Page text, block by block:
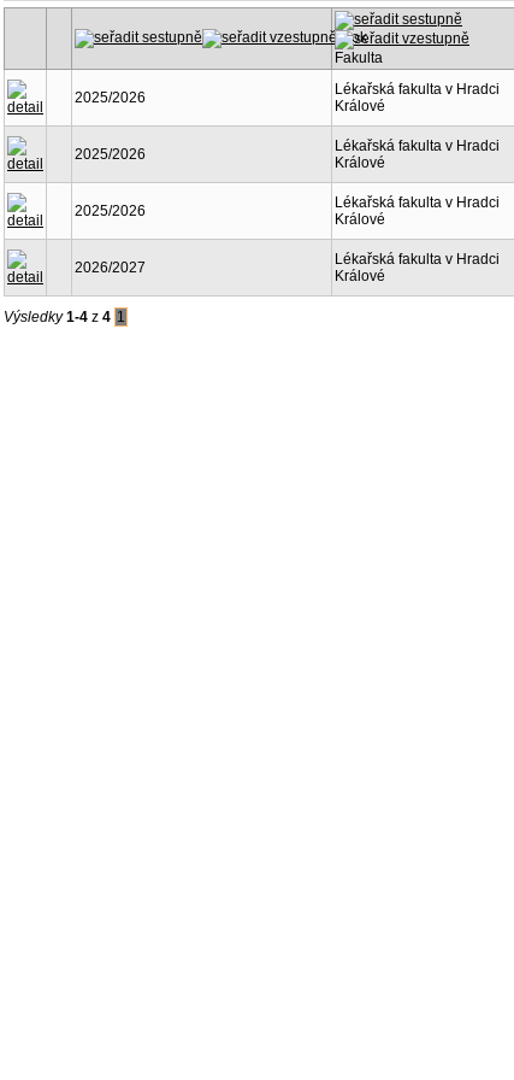
Rok
Fakulta
2025/2026
Lékařská fakulta v Hradci
Králové
2025/2026
Lékařská fakulta v Hradci
Králové
2025/2026
Lékařská fakulta v Hradci
Králové
2026/2027
Lékařská fakulta v Hradci
Králové
Výsledky1-4 z 4 1